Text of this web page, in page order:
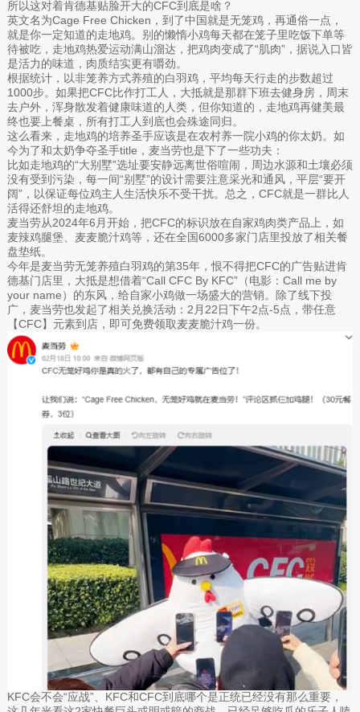
所以这对着肯德基贴脸开大的CFC到底是啥？
英文名为Cage Free Chicken，到了中国就是无笼鸡，再通俗一点，
就是你一定知道的走地鸡。别的懒惰小鸡每天都在笼子里吃饭下单等
待被吃，走地鸡热爱运动满山溜达，把鸡肉变成了“肌肉”，据说入口皆
是活力的味道，肉质结实更有嚼劲。
根据统计，以非笼养方式养殖的白羽鸡，平均每天行走的步数超过
1000步。如果把CFC比作打工人，大抵就是那群下班去健身房，周末
去户外，浑身散发着健康味道的人类，但你知道的，走地鸡再健美最
终也要上餐桌，所有打工人到底也会殊途同归。
这么看来，走地鸡的培养圣手应该是在农村养一院小鸡的你太奶。如
今为了和太奶争夺圣手title，麦当劳也是下了一些功夫：
比如走地鸡的“大别墅”选址要安静远离世俗喧闹，周边水源和土壤必须
没有受到污染，每一间“别墅”的设计需要注意采光和通风，平层“要开
阔”，以保证每位鸡主人生活快乐不受干扰。总之，CFC就是一群比人
活得还舒坦的走地鸡。
麦当劳从2024年6月开始，把CFC的标识放在自家鸡肉类产品上，如
麦辣鸡腿堡、麦麦脆汁鸡等，还在全国6000多家门店里投放了相关餐
盘垫纸。
今年是麦当劳无笼养殖白羽鸡的第35年，恨不得把CFC的广告贴进肯
德基门店里，大抵是想借着“Call CFC By KFC”（电影：Call me by
your name）的东风，给自家小鸡做一场盛大的营销。除了线下投
广，麦当劳也发起了相关兑换活动：2月22日下午2点-5点，带任意
【CFC】元素到店，即可免费领取麦麦脆汁鸡一份。
KFC会不会“应战”、KFC和CFC到底哪个是正统已经没有那么重要，